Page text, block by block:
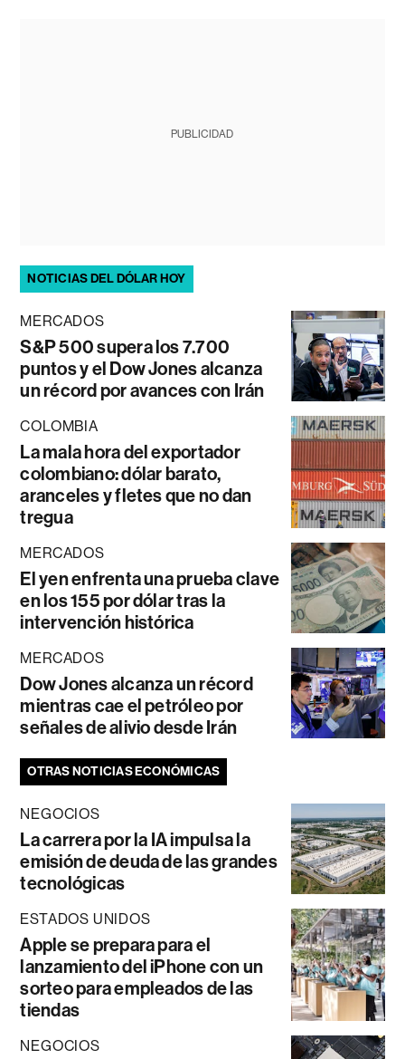
PUBLICIDAD
NOTICIAS DEL DÓLAR HOY
MERCADOS
S&P 500 supera los 7.700
puntos y el Dow Jones alcanza
un récord por avances con Irán
COLOMBIA
La mala hora del exportador
colombiano: dólar barato,
aranceles y fletes que no dan
tregua
MERCADOS
El yen enfrenta una prueba clave
en los 155 por dólar tras la
intervención histórica
MERCADOS
Dow Jones alcanza un récord
mientras cae el petróleo por
señales de alivio desde Irán
OTRAS NOTICIAS ECONÓMICAS
NEGOCIOS
La carrera por la IA impulsa la
emisión de deuda de las grandes
tecnológicas
ESTADOS UNIDOS
Apple se prepara para el
lanzamiento del iPhone con un
sorteo para empleados de las
tiendas
NEGOCIOS